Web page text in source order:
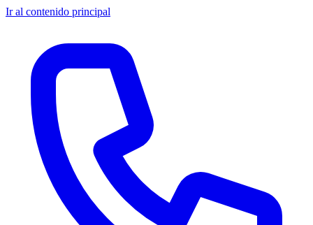
Ir al contenido principal